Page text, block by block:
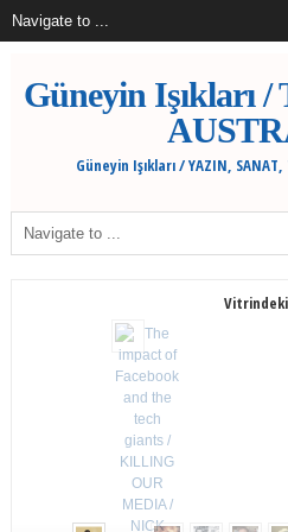
Güneyin Işıkları
Güneyin Işıkları / YAZIN,